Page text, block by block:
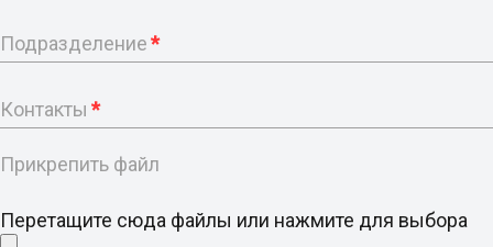
Подразделение*
Контакты *
Прикрепить файл
Перетащите сюда файлы или нажмите для выбора